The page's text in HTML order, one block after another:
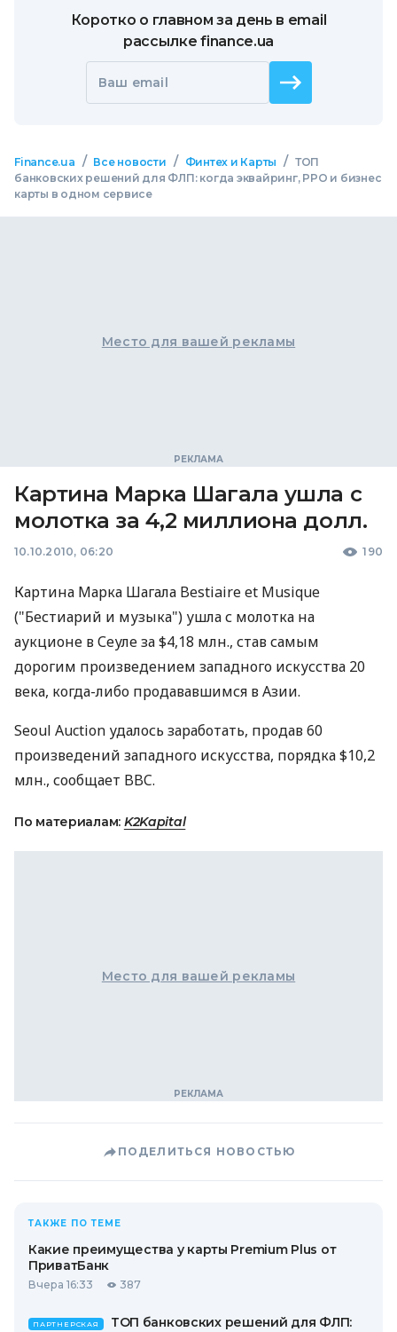
Коротко о главном за день в email
рассылке finance.ua
Ваш email
Finance.ua / Все новости / Финтех и Карты / ТОП
банковских решений для ФЛП: когда эквайринг, РРО и бизнес
карты в одном сервисе
Место для вашей рекламы
Картина Марка Шагала ушла с
молотка за 4,2 миллиона долл.
10.10.2010, 06:20 190
Картина Марка Шагала Bestiaire et Musique
("Бестиарий и музыка") ушла с молотка на
аукционе в Сеуле за $4,18 млн., став самым
дорогим произведением западного искусства 20
века, когда-либо продававшимся в Азии.
Seoul Auction удалось заработать, продав 60
произведений западного искусства, порядка $10,2
млн., сообщает BBC.
По материалам: K2Kapital
Место для вашей рекламы
ПОДЕЛИТЬСЯ НОВОСТЬЮ
ТАКЖЕ ПО ТЕМЕ
Какие преимущества у карты Premium Plus от
ПриватБанк
Вчера 16:33 387
ПАРТНЕРСКАЯ
ТОП банковских решений для ФЛП: